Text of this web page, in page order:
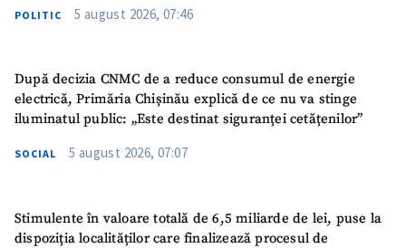
POLITIC 5 august 2026, 07:46
După decizia CNMC de a reduce consumul de energie
electrică, Primăria Chișinău explică de ce nu va stinge
iluminatul public: „Este destinat siguranței cetățenilor”
SOCIAL 5 august 2026, 07:07
Stimulente în valoare totală de 6,5 miliarde de lei, puse la
dispoziția localităților care finalizează procesul de
Sursă anonimă
Email+ Emailul meu
Telefon
+ Telefon personal
acord cupolitica de
confidențialitate.